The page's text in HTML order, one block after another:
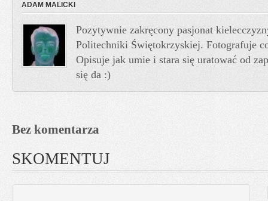
ADAM MALICKI
Pozytywnie zakręcony pasjonat
Politechniki Świętokrzyskiej. Fotografuje
Opisuje jak umie i stara się uratować od
się da :)
Bez komentarza
SKOMENTUJ